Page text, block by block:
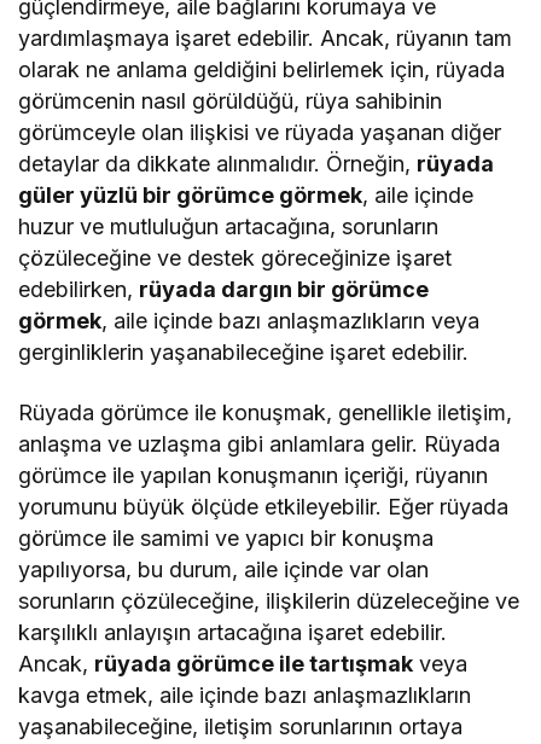
güçlendirmeye, aile bağlarını korumaya ve
yardımlaşmaya işaret edebilir. Ancak, rüyanın tam
olarak ne anlama geldiğini belirlemek için, rüyada
görümcenin nasıl görüldüğü, rüya sahibinin
görümceyle olan ilişkisi ve rüyada yaşanan diğer
detaylar da dikkate alınmalıdır. Örneğin, rüyada
güler yüzlü bir görümce görmek, aile içinde
huzur ve mutluluğun artacağına, sorunların
çözüleceğine ve destek göreceğinize işaret
edebilirken, rüyada dargın bir görümce
görmek, aile içinde bazı anlaşmazlıkların veya
gerginliklerin yaşanabileceğine işaret edebilir.
Rüyada görümce ile konuşmak, genellikle iletişim,
anlaşma ve uzlaşma gibi anlamlara gelir. Rüyada
görümce ile yapılan konuşmanın içeriği, rüyanın
yorumunu büyük ölçüde etkileyebilir. Eğer rüyada
görümce ile samimi ve yapıcı bir konuşma
yapılıyorsa, bu durum, aile içinde var olan
sorunların çözüleceğine, ilişkilerin düzeleceğine ve
karşılıklı anlayışın artacağına işaret edebilir.
Ancak, rüyada görümce ile tartışmak veya
kavga etmek, aile içinde bazı anlaşmazlıkların
yaşanabileceğine, iletişim sorunlarının ortaya